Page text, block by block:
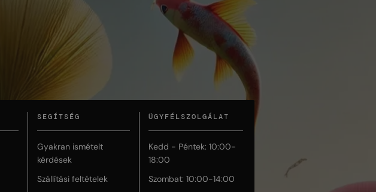
SEGÍTSÉG
Gyakran ismételt
kérdések
Szállítási feltételek
ÜGYFÉLSZOLGÁLAT
Kedd - Péntek: 10:00-
18:00
Szombat: 10:00-14:00